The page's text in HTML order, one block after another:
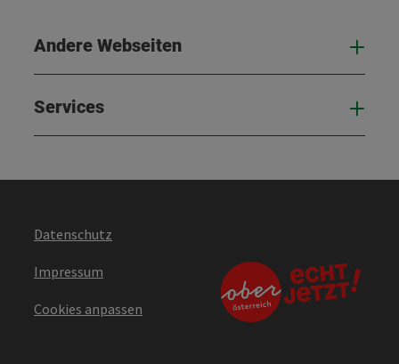
Andere Webseiten
Services
Datenschutz
Impressum
Cookies anpassen